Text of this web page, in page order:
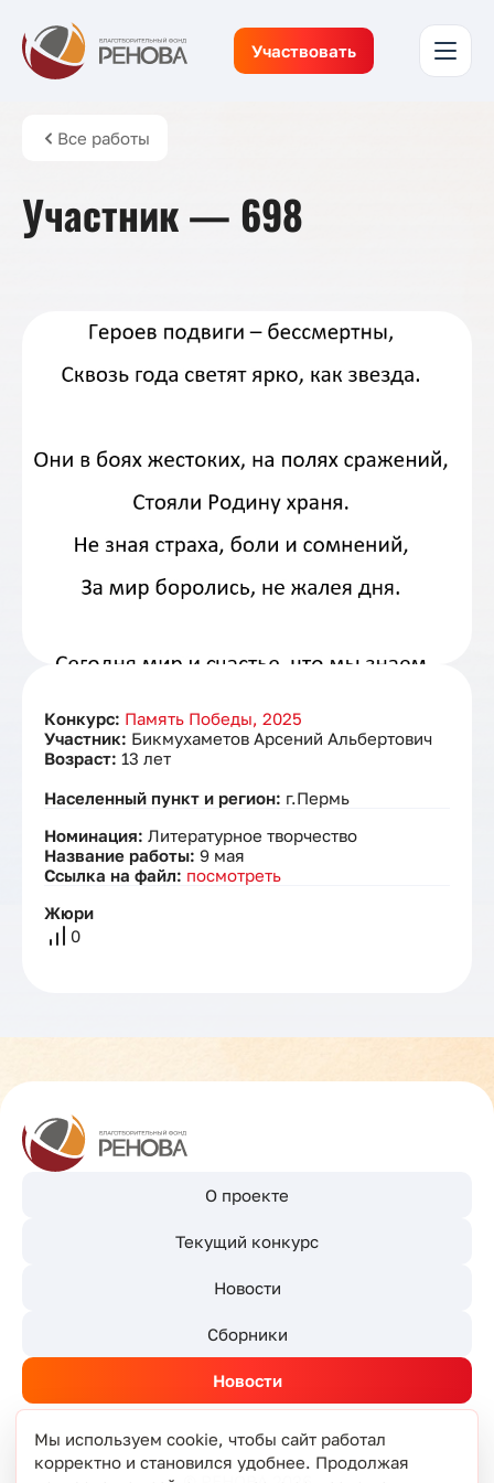
Участвовать
Все работы
Участник — 698
Конкурс: Память Победы, 2025
Участник: Бикмухаметов Арсений Альбертович
Возраст: 13 лет
Населенный пункт и регион: г.Пермь
Номинация: Литературное творчество
Название работы: 9 мая
Ссылка на файл: посмотреть
Жюри
0
О проекте
Текущий конкурс
Новости
Сборники
Новости
Мы используем cookie, чтобы сайт работал
корректно и становился удобнее. Продолжая